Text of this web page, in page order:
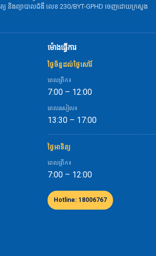
យ និងព្យាបាលជំងឺ លេខ 230/BYT-GPHD ចេញដោយក្រសួង
ម៉ោងធ្វើការ
ថ្ងៃច័ន្ទដល់ថ្ងៃសៅរ៍
ពេលព្រឹក៖
7:00 – 12:00
ពេលរសៀល៖
13:30 – 17:00
ថ្ងៃអាទិត្យ
ពេលព្រឹក៖
7:00 – 12:00
Hotline: 18006767